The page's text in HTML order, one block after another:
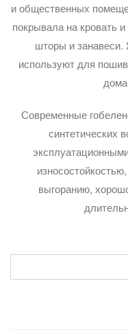
и общественных
покрывала на кровать
шторы и занавеси.
используют для
Современные
синтетических
выгоранию,